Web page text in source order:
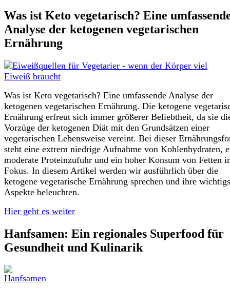
Was ist Keto vegetarisch? Eine
Analyse der ketogenen vegetarischen
Ernährung
Was ist Keto vegetarisch? Eine umfassende Analyse der
ketogenen vegetarischen Ernährung. Die ketogene
Ernährung erfreut sich immer größerer Beliebtheit, da sie
Vorzüge der ketogenen Diät mit den Grundsätzen einer
vegetarischen Lebensweise vereint. Bei dieser
steht eine extrem niedrige Aufnahme von Kohlenhydraten,
moderate Proteinzufuhr und ein hoher Konsum von Fetten
Fokus. In diesem Artikel werden wir ausführlich über die
ketogene vegetarische Ernährung sprechen und ihre
Aspekte beleuchten.
Hier geht es weiter
Hanfsamen: Ein regionales Superfood für
Gesundheit und Kulinarik